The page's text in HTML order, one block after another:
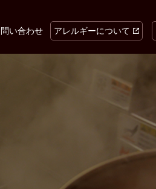
い合わせ アレルギーについて